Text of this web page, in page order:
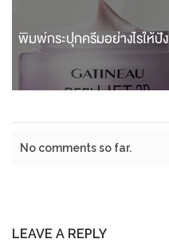
พิมพ์กระปุกครีมอย่างไรให้ปัง
No comments so far.
LEAVE A REPLY